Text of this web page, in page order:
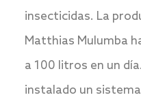
insecticidas. La
Matthias Mulumba
a 100 litros en un
instalado un